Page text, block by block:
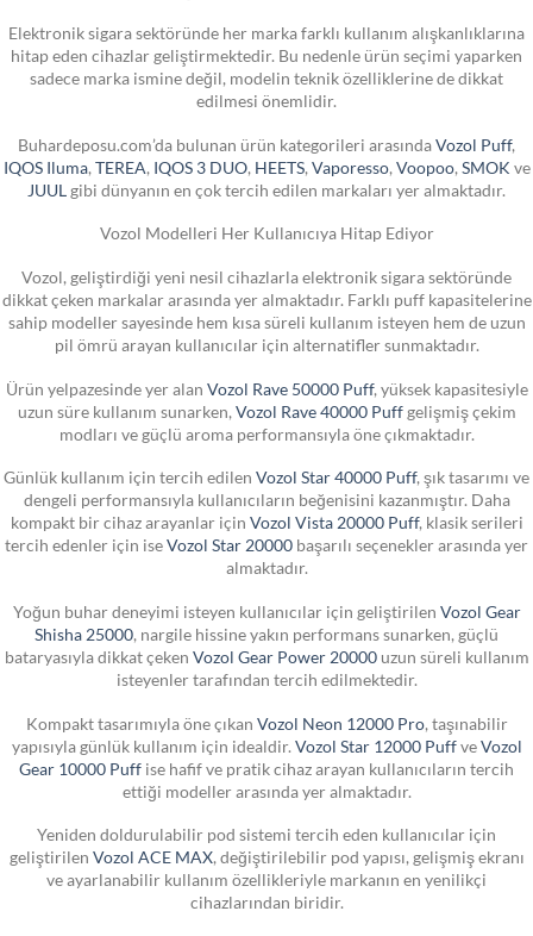
Elektronik sigara sektöründe her marka farklı kullanım alışkanlıklarına
hitap eden cihazlar geliştirmektedir. Bu nedenle ürün seçimi yaparken
sadece marka ismine değil, modelin teknik özelliklerine de dikkat
edilmesi önemlidir.
Buhardeposu.com’da bulunan ürün kategorileri arasındaVozol Puff,
IQOS Iluma, TEREA IQOS 3 DUO, HEETS, Vaporesso, Voopoo, SMOK ve
JUUL gibi dünyanın en çok tercih edilen markaları yer almaktadır.
Vozol Modelleri Her Kullanıcıya Hitap Ediyor
Vozol, geliştirdiği yeni nesil cihazlarla elektronik sigara sektöründe
dikkat çeken markalar arasında yer almaktadır. Farklı puff kapasitelerine
sahip modeller sayesinde hem kısa süreli kullanım isteyen hem de uzun
pil ömrü arayan kullanıcılar için alternatifler sunmaktadır.
Ürün yelpazesinde yer alan Vozol Rave 50000 Puff, yüksek kapasitesiyle
uzun süre kullanım sunarken, Vozol Rave 40000 Puffgelişmiş çekim
modları ve güçlü aroma performansıyla öne çıkmaktadır.
Günlük kullanım için tercih edilen Vozol Star 40000 Puff, şık tasarımı ve
dengeli performansıyla kullanıcıların beğenisini kazanmıştır. Daha
kompakt bir cihaz arayanlar için Vozol Vista 20000 Puff, klasik serileri
tercih edenler için iseVozol Star 20000 başarılı seçenekler arasında yer
almaktadır.
Yoğun buhar deneyimi isteyen kullanıcılar için geliştirilen Vozol Gear
Shisha 25000 , nargile hissine yakın performans sunarken, güçlü
bataryasıyla dikkat çeken Vozol Gear Power 20000uzun süreli kullanım
isteyenler tarafından tercih edilmektedir.
Kompakt tasarımıyla öne çıkan Vozol Neon 12000 Pro, taşınabilir
yapısıyla günlük kullanım için idealdir. Vozol Star 12000 PuffveVozol
Gear 10000 Puff ise hafif ve pratik cihaz arayan kullanıcıların tercih
ettiği modeller arasında yer almaktadır.
Yeniden doldurulabilir pod sistemi tercih eden kullanıcılar için
geliştirilen Vozol ACE MAX, değiştirilebilir pod yapısı, gelişmiş ekranı
ve ayarlanabilir kullanım özellikleriyle markanın en yenilikçi
cihazlarından biridir.